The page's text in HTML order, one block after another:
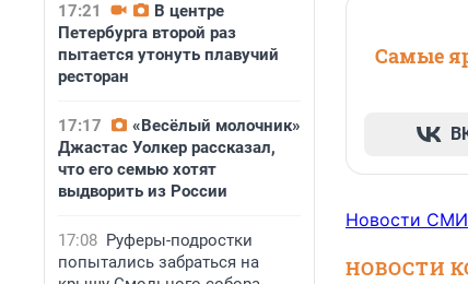
17:21
В центре
Петербурга второй раз
пытается утонуть плавучий
ресторан
17:17
«Весёлый молочник»
Джастас Уолкер рассказал,
что его семью хотят
выдворить из России
17:08 Руферы-подростки
попытались забраться на
Самые
Новости
НОВОСТИ